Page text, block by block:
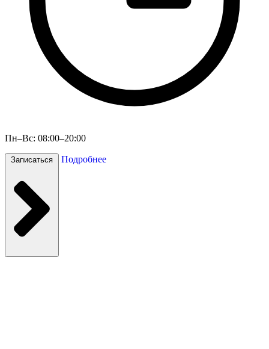
Пн–Вс: 08:00–20:00
Записаться Подробнее